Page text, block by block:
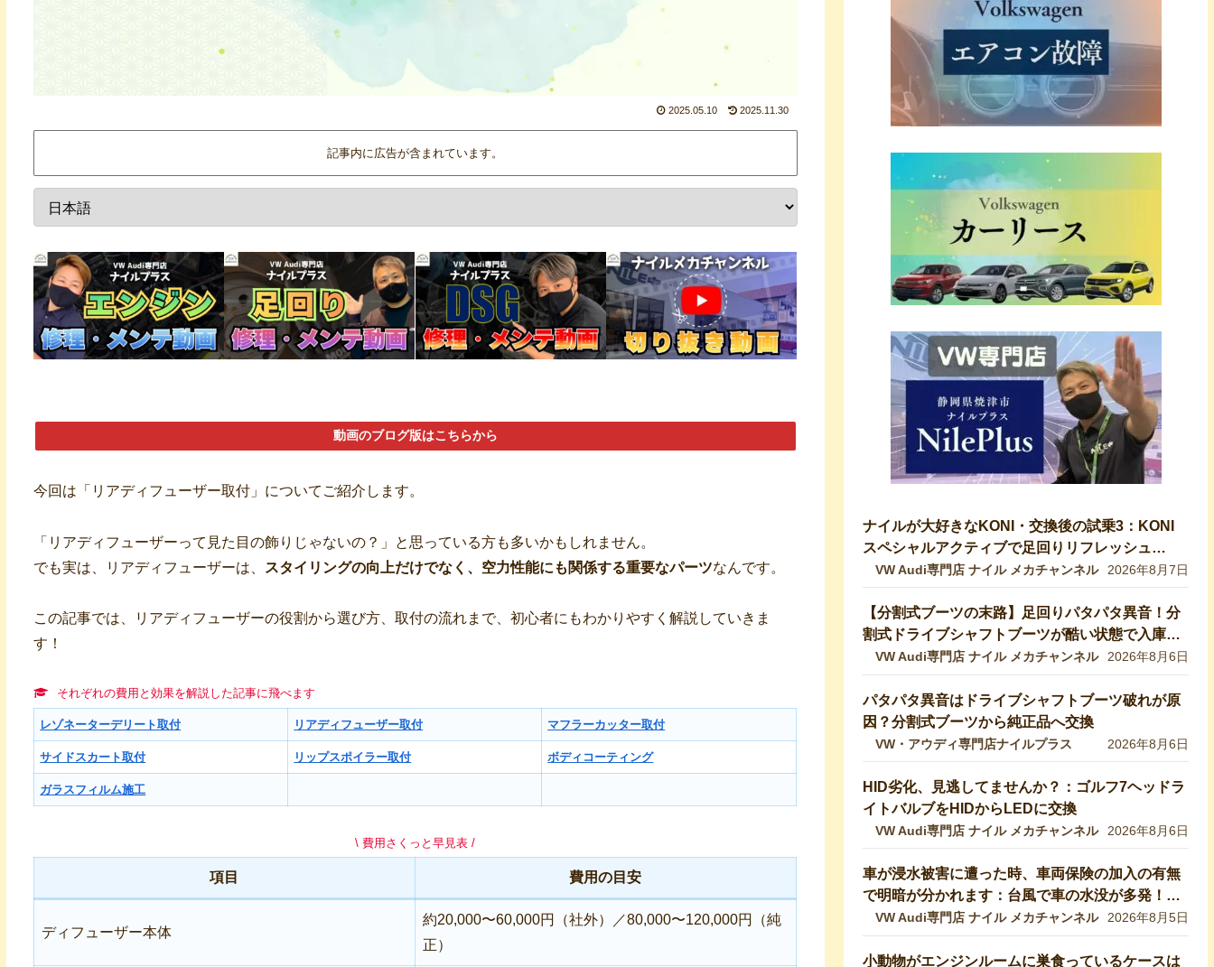
2025.05.10 2025.11.30
記事内に広告が含まれています。
動画のブログ版はこちらから
今回は「リアディフューザー取付」についてご紹介します。
「リアディフューザーって見た目の飾りじゃないの？」と思っている方も多いかもしれません。
でも実は、リアディフューザーは、
スタイリングの向上だけでなく、空力性能にも関係する重要なパーツなんです。
この記事では、リアディフューザーの役割から選び方、取付の流れまで、初心者にもわかりやすく解説していきま
す！
それぞれの費用と効果を解説した記事に飛べます
レゾネーターデリート取付 リアディフューザー取付 マフラーカッター取付
サイドスカート取付 リップスポイラー取付 ボディコーティング
ガラスフィルム施工
\ 費用さくっと早見表 /
項目 費用の目安
ディフューザー本体
約20,000〜60,000円（社外）／80,000〜120,000円（純
正）
ナイルが大好きなKONI・交換後の試乗3：KONI
スペシャルアクティブで足回りリフレッシュ
【VW修理・メンテ】
VW Audi専門店 ナイル メカチャンネル 2026年8月7日
【分割式ブーツの末路】足回りパタパタ異音！分
割式ドライブシャフトブーツが酷い状態で入庫し
ました！純正ブーツに交換修理します【VW 9Nポ
ロ】
VW Audi専門店 ナイル メカチャンネル 2026年8月6日
パタパタ異音はドライブシャフトブーツ破れが原
因？分割式ブーツから純正品へ交換
VW・アウディ専門店ナイルプラス 2026年8月6日
HID劣化、見逃してませんか？：ゴルフ7ヘッドラ
イトバルブをHIDからLEDに交換
VW Audi専門店 ナイル メカチャンネル 2026年8月6日
車が浸水被害に遭った時、車両保険の加入の有無
で明暗が分かれます：台風で車の水没が多発！冠
水車の見分け方や注意ポイントをVW専門店が解
説していきます！【VW修理】
VW Audi専門店 ナイル メカチャンネル 2026年8月5日
小動物がエンジンルームに巣食っているケースは